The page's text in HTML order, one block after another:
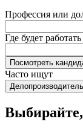
Профессия или
Где будет
Посмотреть
Часто ищут
Делопроизводитель